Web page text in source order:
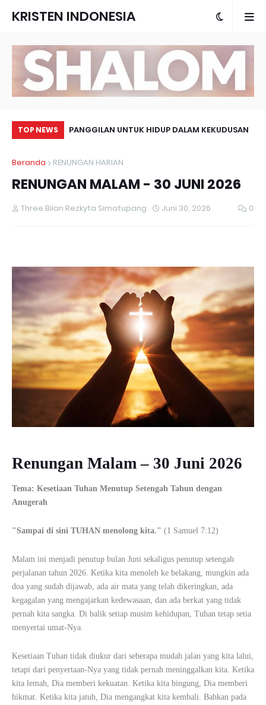
KRISTEN INDONESIA
TOP NEWS
CINTA UANG PANGGILAN UNTUK HIDUP DALAM KEKUDUSAN
Beranda
RENUNGAN HARIAN
RENUNGAN MALAM - 30 JUNI 2026
Three Bilan Rezkyta Simatupang Juni 30, 2026 0
Renungan Malam – 30 Juni 2026
Tema: Kesetiaan Tuhan Menutup Setengah Tahun dengan
Anugerah
"Sampai di sini TUHAN menolong kita." (1 Samuel 7:12)
Malam ini menjadi penutup bulan Juni sekaligus penutup setengah
perjalanan tahun 2026. Ketika kita menoleh ke belakang, mungkin ada
doa yang sudah dijawab, ada air mata yang telah dikeringkan, ada
kegagalan yang mengajarkan kedewasaan, dan ada berkat yang tidak
pernah kita sangka. Di balik setiap musim kehidupan, Tuhan tetap setia
menyertai umat-Nya.
Kesetiaan Tuhan tidak diukur dari seberapa mudah jalan yang kita lalui,
tetapi dari penyertaan-Nya yang tidak pernah meninggalkan kita. Ketika
kita lemah, Dia memberi kekuatan. Ketika kita bingung, Dia memberi
hikmat. Ketika kita jatuh, Dia mengangkat kita kembali. Bahkan pada